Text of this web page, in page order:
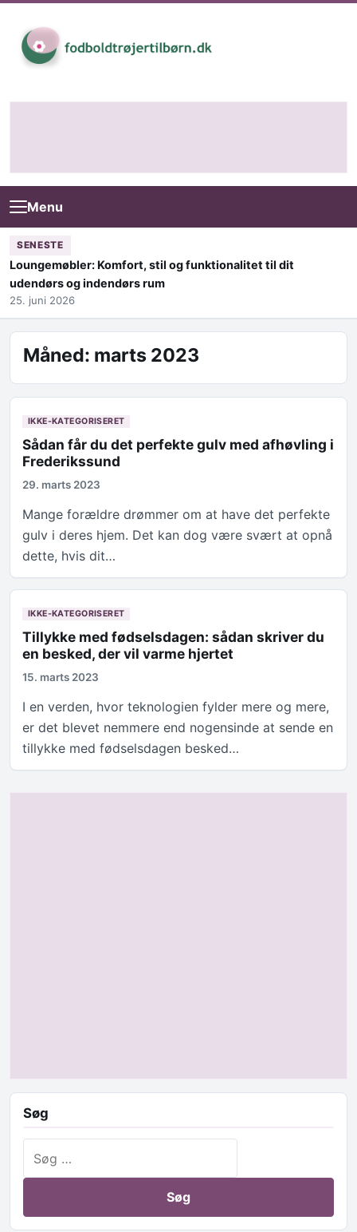
Menu
SENESTE
Loungemøbler: Komfort, stil og funktionalitet til dit
udendørs og indendørs rum
25. juni 2026
Måned: marts 2023
IKKE-KATEGORISERET
Sådan får du det perfekte gulv med afhøvling i
Frederikssund
29. marts 2023
Mange forældre drømmer om at have det perfekte
gulv i deres hjem. Det kan dog være svært at opnå
dette, hvis dit…
IKKE-KATEGORISERET
Tillykke med fødselsdagen: sådan skriver du
en besked, der vil varme hjertet
15. marts 2023
I en verden, hvor teknologien fylder mere og mere,
er det blevet nemmere end nogensinde at sende en
tillykke med fødselsdagen besked…
Søg